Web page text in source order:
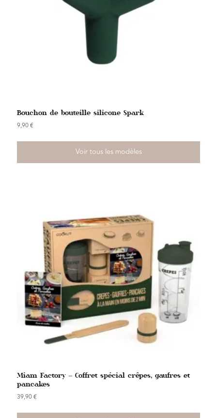
Bouchon de bouteille silicone Spark
9,90 €
Voir tous les modèles
Miam Factory – Coffret spécial crêpes, gaufres et
pancakes
39,90 €